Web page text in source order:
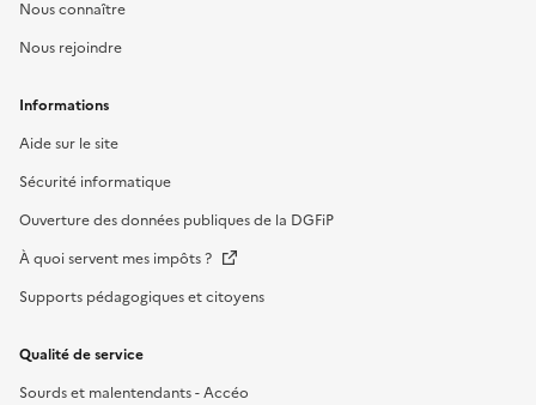
Nous connaître
Nous rejoindre
Informations
Aide sur le site
Sécurité informatique
Ouverture des données publiques de la DGFiP
À quoi servent mes impôts ?
Supports pédagogiques et citoyens
Qualité de service
Sourds et malentendants - Accéo